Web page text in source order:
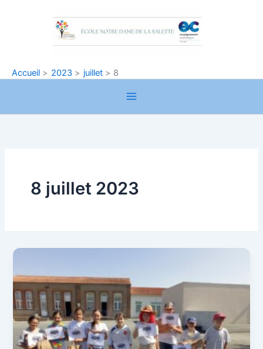
Accueil 2023 juillet 8
8 juillet 2023
:
Clap
de
fin